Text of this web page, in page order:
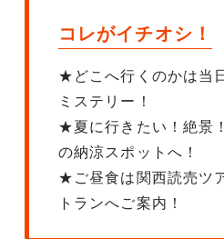
コレがイチオシ！
★どこへ行くのかは当
ミステリー！
★夏に行きたい！絶景
の納涼スポットへ！
★ご昼食は関西読売ツ
トランへご案内！